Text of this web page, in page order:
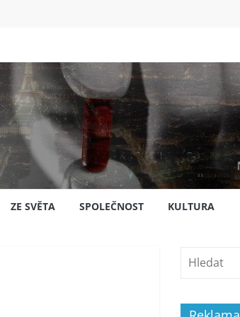
ZE SVĚTA SPOLEČNOST KULTURA